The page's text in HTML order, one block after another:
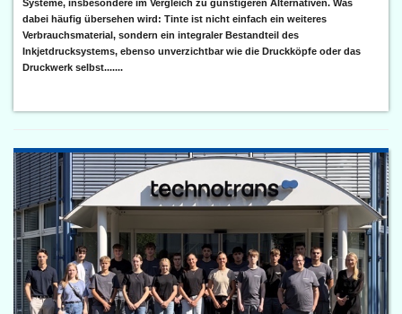
Systeme, insbesondere im Vergleich zu günstigeren Alternativen. Was
dabei häufig übersehen wird: Tinte ist nicht einfach ein weiteres
Verbrauchsmaterial, sondern ein integraler Bestandteil des
Inkjetdrucksystems, ebenso unverzichtbar wie die Druckköpfe oder das
Druckwerk selbst.......